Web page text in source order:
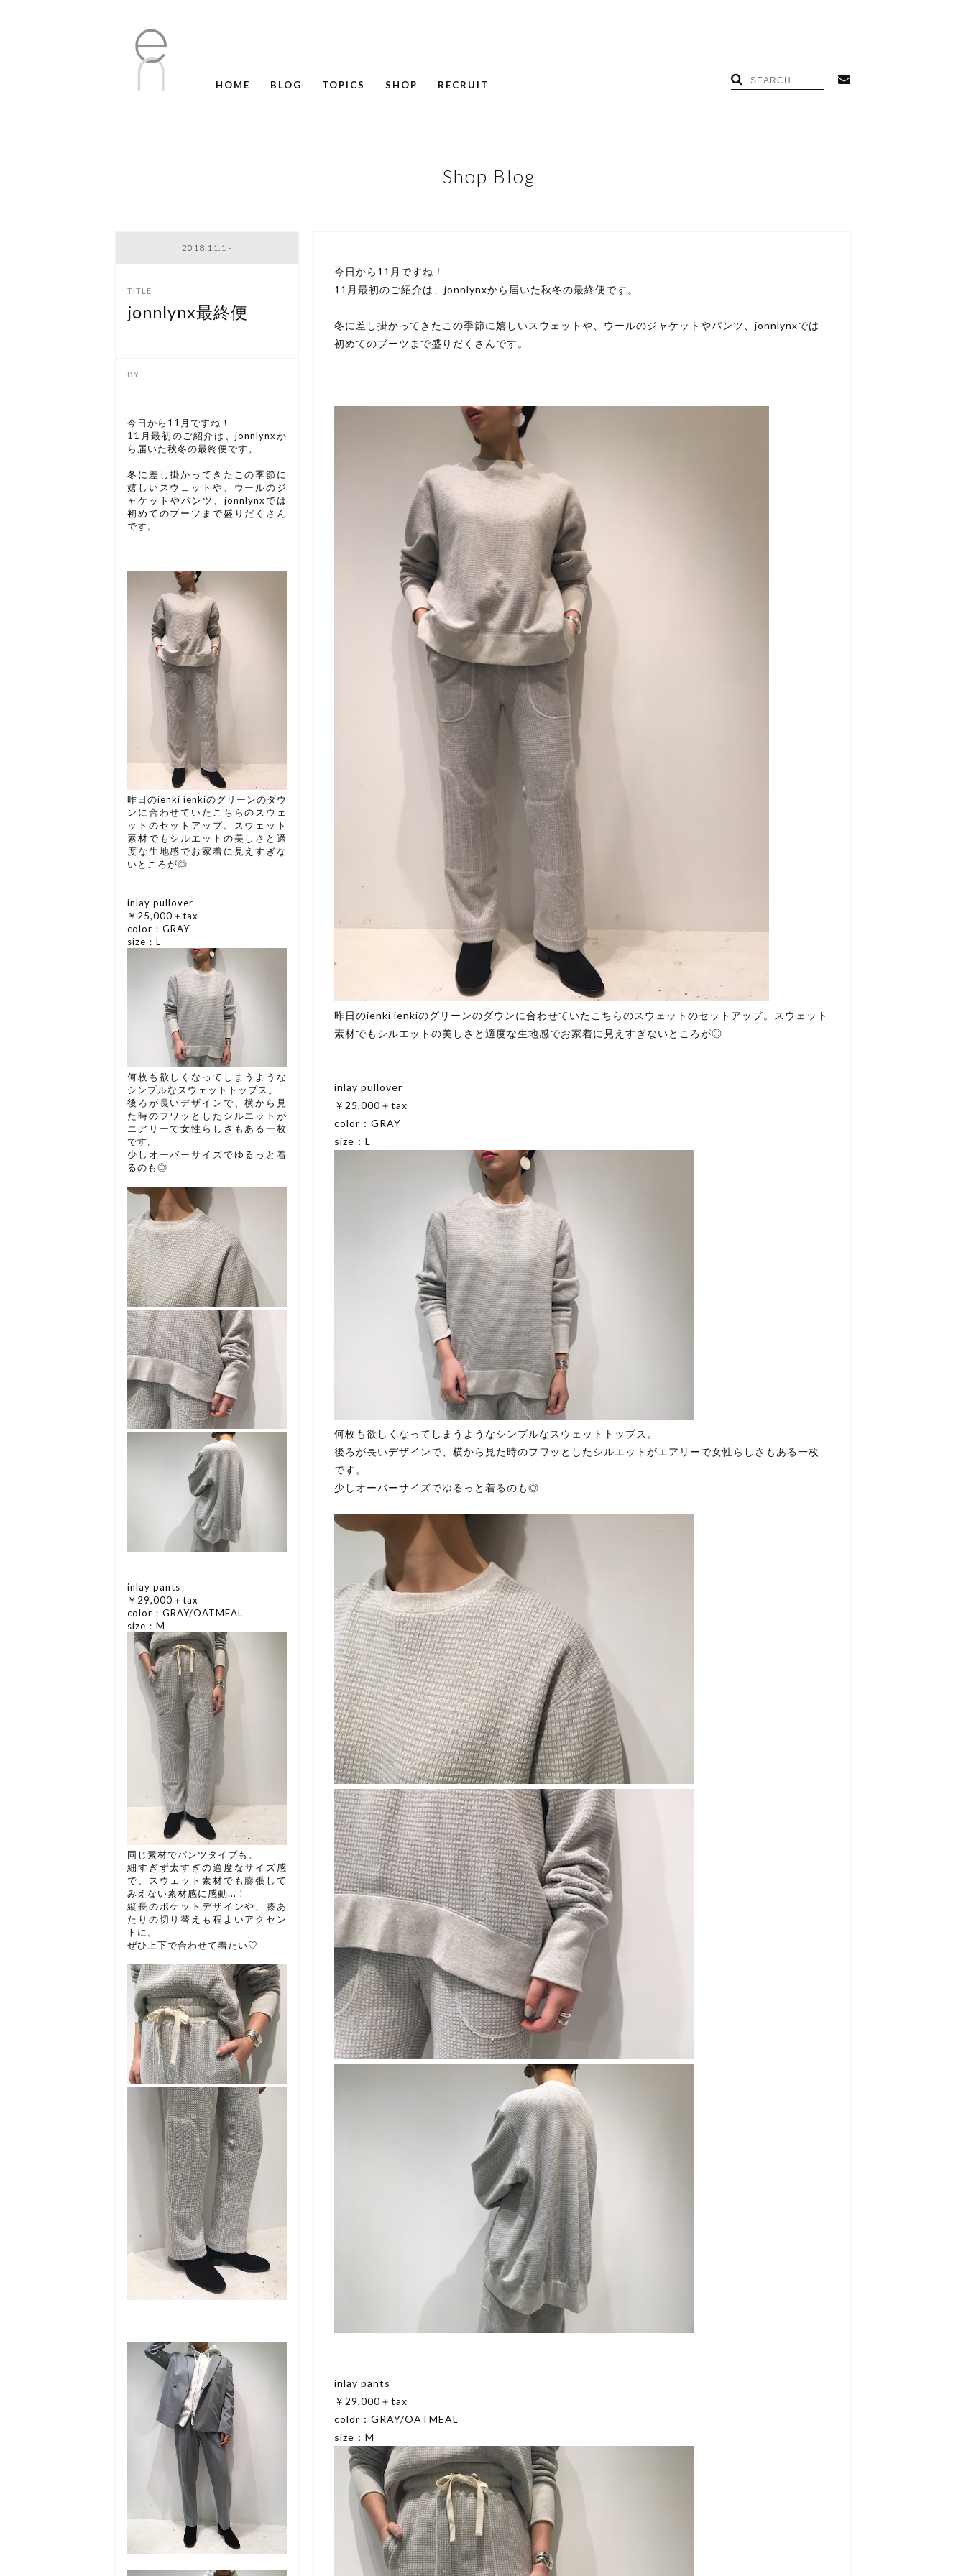
HOME BLOG
TOPICS
SHOP RECRUIT
- Shop Blog
2018.11.1 -
jonnlynx最終便
今日から11月ですね！
11月最初のご紹介は、jonnlynxから届いた秋冬の最終便です。
冬に差し掛かってきたこの季節に嬉しいスウェットや、ウールのジャケットやパンツ、jonnlynxでは
初めてのブーツまで盛りだくさんです。
昨日のienki ienkiのグリーンのダウンに合わせていたこちらのスウェットのセットアップ。スウェット
素材でもシルエットの美しさと適度な生地感でお家着に見えすぎないところが◎
inlay pullover
￥25,000＋tax
color：GRAY
size：L
何枚も欲しくなってしまうようなシンプルなスウェットトップス。
後ろが長いデザインで、横から見た時のフワッとしたシルエットがエアリーで女性らしさもある一枚
です。
少しオーバーサイズでゆるっと着るのも◎
inlay pants
￥29,000＋tax
color：GRAY/OATMEAL
size：M
今日から11月ですね！
11月最初のご紹介は、jonnlynxか
ら届いた秋冬の最終便です。
冬に差し掛かってきたこの季節に
嬉しいスウェットや、ウールのジ
ャケットやパンツ、jonnlynxでは
初めてのブーツまで盛りだくさん
です。
昨日のienki ienkiのグリーンのダウ
ンに合わせていたこちらのスウェ
ットのセットアップ。スウェット
素材でもシルエットの美しさと適
度な生地感でお家着に見えすぎな
いところが◎
inlay pullover
￥25,000＋tax
color：GRAY
size：L
何枚も欲しくなってしまうような
シンプルなスウェットトップス。
後ろが長いデザインで、横から見
た時のフワッとしたシルエットが
エアリーで女性らしさもある一枚
です。
少しオーバーサイズでゆるっと着
るのも◎
inlay pants
￥29,000＋tax
color：GRAY/OATMEAL
size：M
同じ素材でパンツタイプも。
細すぎず太すぎの適度なサイズ感
で、スウェット素材でも膨張して
みえない素材感に感動...！
縦長のポケットデザインや、膝あ
たりの切り替えも程よいアクセン
トに。
ぜひ上下で合わせて着たい♡